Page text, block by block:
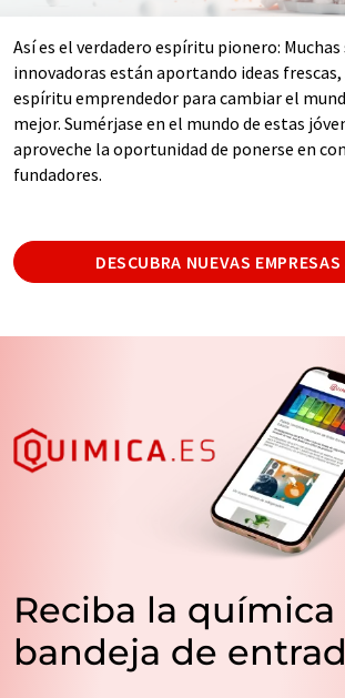
Así es el verdadero espíritu pionero:
innovadoras están aportando ideas frescas,
espíritu emprendedor para cambiar el
mejor. Sumérjase en el mundo de estas
aproveche la oportunidad de ponerse en
fundadores.
DESCUBRA NUEVAS
Reciba la química
bandeja de